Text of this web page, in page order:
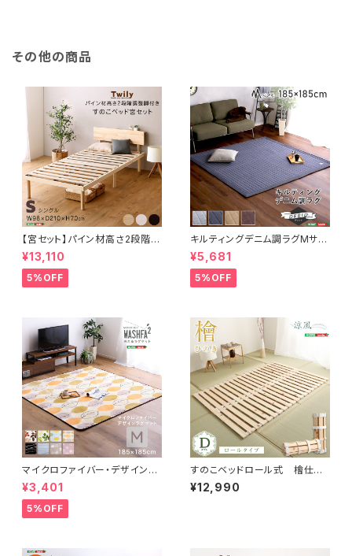
その他の商品
【宮セット】パイン材高さ2段階調
整脚付きすのこベッド(シングル)
ASP-HP-02S
¥13,110
5%OFF
キルティングデニム調ラグMサイ
ズ(185x185cm)オールシーズ
ン、滑り止め付き、手洗い対応【D
erid-デリッド-】 DRG-M
¥5,681
5%OFF
マイクロファイバー・デザインラ
グマットMサイズ（185×185cm）
洗えるラグマット 【WASHFA2】
FRG-D2-M
¥3,401
5%OFF
すのこベッドロール式 檜仕様
(ダブル)【涼風】 HNK-R-D
¥12,990